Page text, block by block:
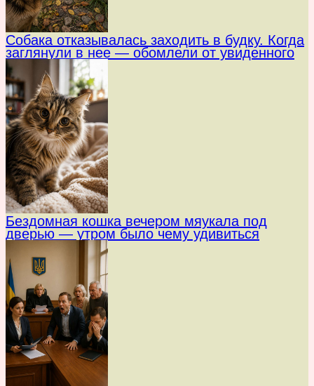
Собака отказывалась заходить в будку. Когда
заглянули в нее — обомлели от увиденного
Бездомная кошка вечером мяукала под
дверью — утром было чему удивиться